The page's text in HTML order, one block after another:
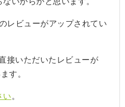
レビューがアップされてい
接いただいたレビューが
す。
い 。